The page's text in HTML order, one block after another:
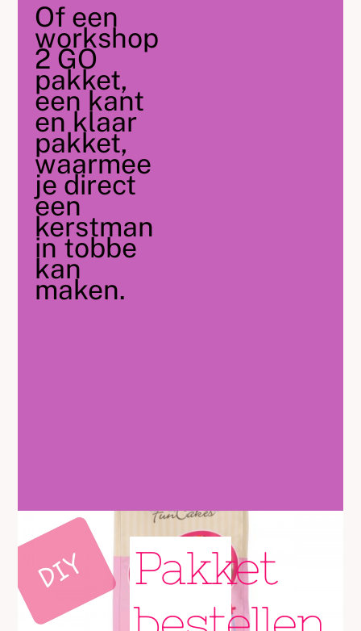
Of een
workshop
2 GO
pakket,
een kant
en klaar
pakket,
waarmee
je direct
een
kerstman
in tobbe
kan
maken.
Pakket